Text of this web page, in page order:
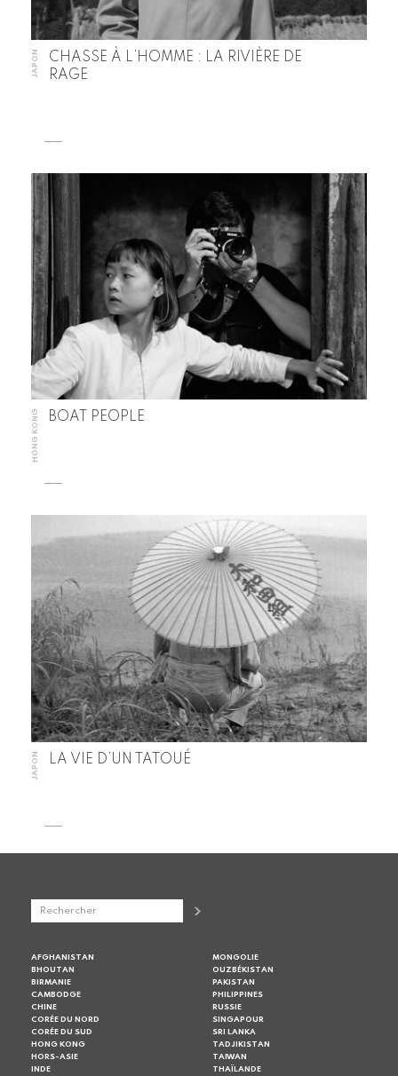
JAPON
CHASSE À L’HOMME : LA RIVIÈRE DE
RAGE
HONG KONG BOAT PEOPLE
JAPON LA VIE D’UN TATOUÉ
AFGHANISTAN
BHOUTAN
BIRMANIE
CAMBODGE
CHINE
CORÉE DU NORD
CORÉE DU SUD
HONG KONG
HORS-ASIE
INDE
MONGOLIE
OUZBÉKISTAN
PAKISTAN
PHILIPPINES
RUSSIE
SINGAPOUR
SRI LANKA
TADJIKISTAN
TAIWAN
THAÏLANDE